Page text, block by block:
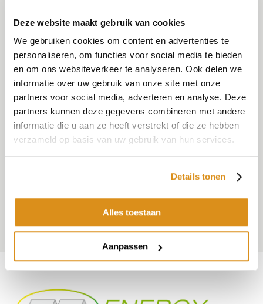
Deze website maakt gebruik van cookies
We gebruiken cookies om content en advertenties te
personaliseren, om functies voor social media te bieden
en om ons websiteverkeer te analyseren. Ook delen we
informatie over uw gebruik van onze site met onze
partners voor social media, adverteren en analyse. Deze
partners kunnen deze gegevens combineren met andere
informatie die u aan ze heeft verstrekt of die ze hebben
verzameld op basis van uw gebruik van hun services.
Details tonen
Alles toestaan
Aanpassen
Topsector energie
De Topsector Energie is de drijvende kracht achter innovaties
die nodig zijn voor de transitie naar een betaalbaar,
betrouwbaar en duurzaam energiesysteem. De missies omrent
de energietransitie en duurzaamheid bepalen de prioriteiten
van de Topsector Ener
Project: Hoogbouwgevels Standaardiseren